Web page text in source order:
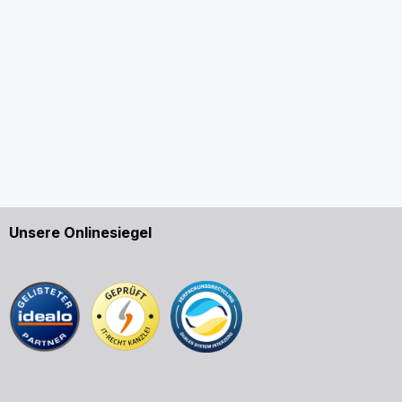
Unsere Onlinesiegel